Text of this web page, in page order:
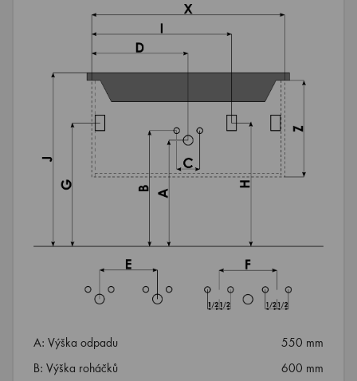
A: Výška odpadu
550 mm
B: Výška roháčků
600 mm